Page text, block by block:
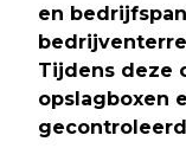
en
Tijdens deze
opslagboxen